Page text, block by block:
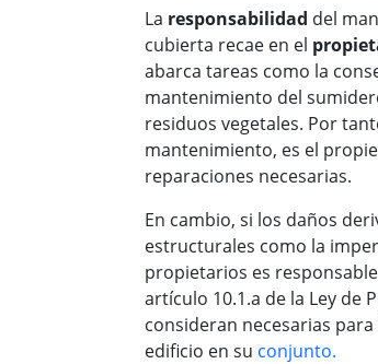
La responsabilidad del
cubierta recae en el
abarca tareas como la
mantenimiento del
residuos vegetales. Por
mantenimiento, es el
reparaciones necesarias.
En cambio, si los daños
estructurales como la
propietarios es
artículo 10.1.a de la Ley de
consideran necesarias
edificio en su conjunto.